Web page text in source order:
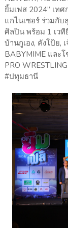
ยิ้มเฟส 2024” เท
แกไนเซอร์ ร่วมกับ
ศิลปิน พร้อม 1 เวที
บ้านกูเอง, คังโป้ย,
BABYMIME และ
PRO
#ปทุมธานี